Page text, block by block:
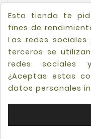
Esta tienda te
fines de
Las redes
terceros se
redes sociales
¿Aceptas estas
datos personales